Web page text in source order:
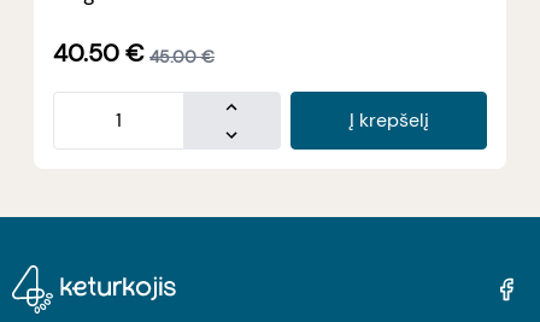
40.50€ 45.00 €
Į krepšelį